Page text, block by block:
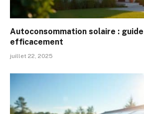
Autoconsommation solaire :
efficacement
juillet 22, 2025